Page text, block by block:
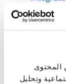
المحتوى
وتحليل
المنظمة
BOM/